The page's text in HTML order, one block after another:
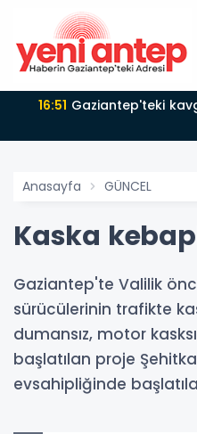
16:51 Gaziantep'teki
Anasayfa GÜNCEL
Kaska
Gaziantep'te Valilik
sürücülerinin trafikte
dumansız, motor
başlatılan proje
evsahipliğinde